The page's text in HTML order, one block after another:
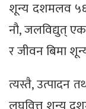
शून्य दशमलव
नौ, जलविद्युत्
र जीवन बिमा
त्यस्तै, उत्पादन